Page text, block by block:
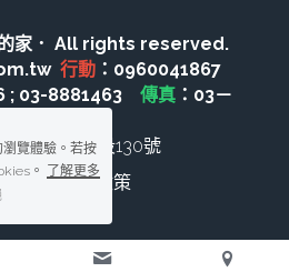
家． All rights reserved.
行動
; 03-8881463 傳真：03－
鎮興國路二段130號
件
隱私政策
覽體驗。若按
。
了解更多